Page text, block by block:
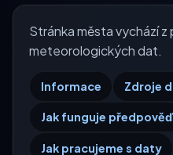
Stránka města vychází
meteorologických dat.
Informace Zdroje
Jak funguje předpověď
Jak pracujeme s daty